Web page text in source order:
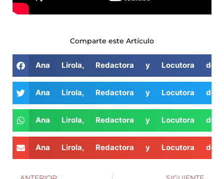
Comparte este Artículo
Ana Lirola, Redactora y Locutora de
Ana Lirola, Redactora y Locutora de
Ana Lirola, Redactora y Locutora de
Ana Lirola, Redactora y Locutora de